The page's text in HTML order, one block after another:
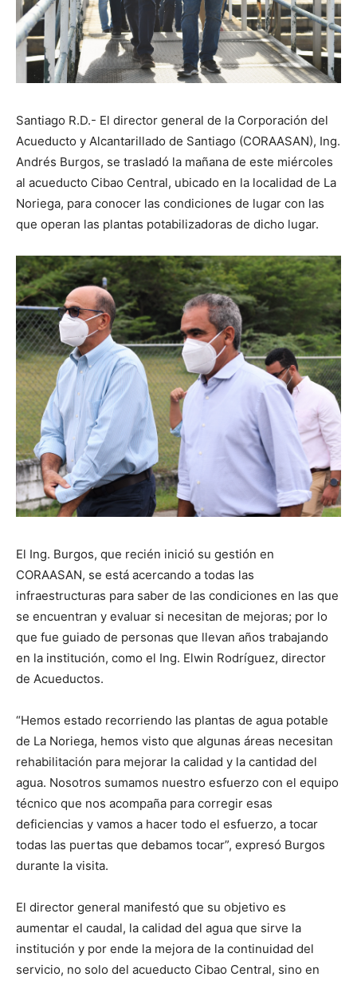
Santiago R.D.- El director general de la Corporación del
Acueducto y Alcantarillado de Santiago (CORAASAN), Ing.
Andrés Burgos, se trasladó la mañana de este miércoles
al acueducto Cibao Central, ubicado en la localidad de La
Noriega, para conocer las condiciones de lugar con las
que operan las plantas potabilizadoras de dicho lugar.
El Ing. Burgos, que recién inició su gestión en
CORAASAN, se está acercando a todas las
infraestructuras para saber de las condiciones en las que
se encuentran y evaluar si necesitan de mejoras; por lo
que fue guiado de personas que llevan años trabajando
en la institución, como el Ing. Elwin Rodríguez, director
de Acueductos.
“Hemos estado recorriendo las plantas de agua potable
de La Noriega, hemos visto que algunas áreas necesitan
rehabilitación para mejorar la calidad y la cantidad del
agua. Nosotros sumamos nuestro esfuerzo con el equipo
técnico que nos acompaña para corregir esas
deficiencias y vamos a hacer todo el esfuerzo, a tocar
todas las puertas que debamos tocar”, expresó Burgos
durante la visita.
El director general manifestó que su objetivo es
aumentar el caudal, la calidad del agua que sirve la
institución y por ende la mejora de la continuidad del
servicio, no solo del acueducto Cibao Central, sino en